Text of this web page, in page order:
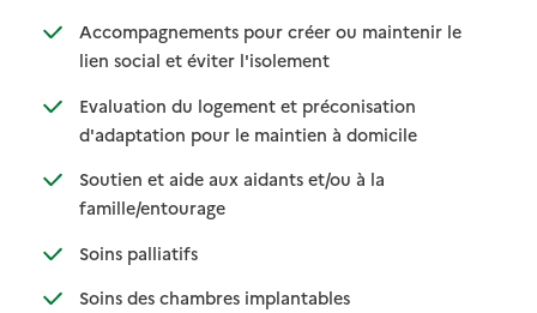
Accompagnements pour créer ou maintenir le
lien social et éviter l'isolement: disponible
: non disponible
Evaluation du logement et préconisation
d'adaptation pour le maintien à domicile: disponible
: non disponible
Soutien et aide aux aidants et/ou à la
famille/entourage: disponible
: non disponible
Soins palliatifs: disponible
: non disponible
Soins des chambres implantables: disponible
: non disponible